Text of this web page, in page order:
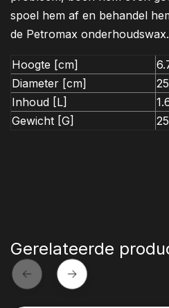
spoel hem af en behandel
de Petromax onderhoudswax.
Hoogte [cm]
Diameter [cm]
25
Inhoud [L]
Gewicht [G]
Gerelateerde